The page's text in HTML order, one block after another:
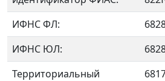
ИФНС ФЛ:
ИФНС ЮЛ:
Территориальный